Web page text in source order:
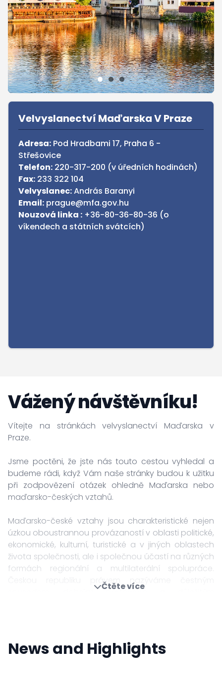
Sidebar
Velvyslanectví Maďarska V Praze
Adresa: Pod Hradbami 17, Praha 6 -
Střešovice
Telefon: 220-317-200 (v úředních hodinách)
Fax: 233 322 104
Velvyslanec:András Baranyi
Email: prague@mfa.gov.hu
Nouzová linka : +36-80-36-80-36 (o
víkendech a státních svátcích)
Vážený návštěvníku!
Vítejte na stránkách velvyslanectví Maďarska v
Praze.
Jsme poctěni, že jste nás touto cestou vyhledal a
budeme rádi, když Vám naše stránky budou k užitku
při zodpovězení otázek ohledně Maďarska nebo
maďarsko-českých vztahů.
Maďarsko-české vztahy jsou charakteristické nejen
úzkou oboustrannou provázaností v oblasti politické,
ekonomické, kulturní, turistické a v jiných oblastech
života společnosti, ale i společnou účastí na různých
formách regionální a multilaterální spolupráce.
Českou republiku právem nazýváme čestným
sousedem, dobrým partnerem a důležitým
Doufám, že prostřednictvím našich stránek
přispějeme k posílení tradičních vazeb mezi našimi
Čtěte více
News and Highlights